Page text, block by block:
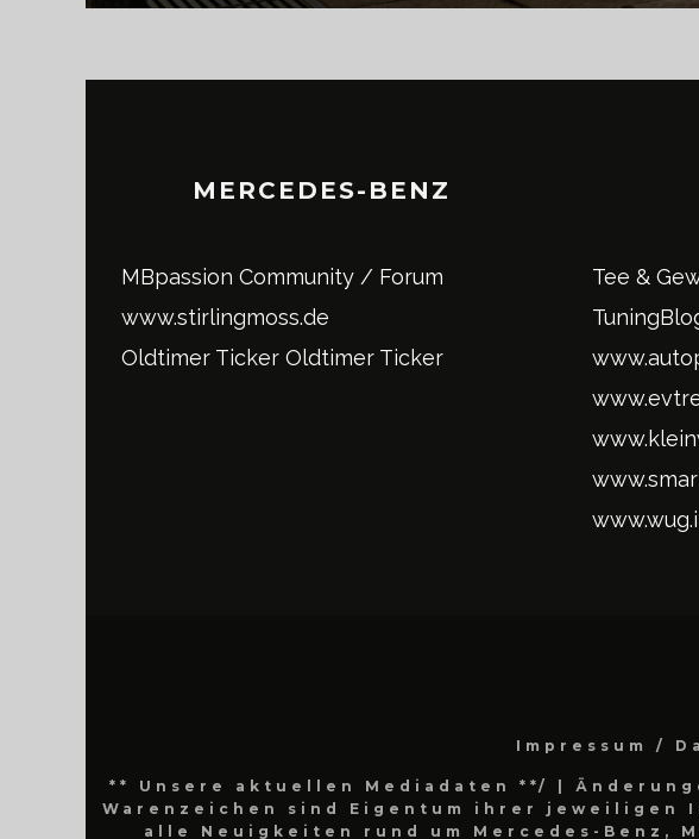
MERCEDES-BENZ
MBpassion Community / Forum
www.stirlingmoss.de
Oldtimer Ticker Oldtimer Ticker
Tee &
Impressum /
** Unsere aktuellen Mediadaten **/
|
Warenzeichen sind Eigentum ihrer jeweiligen
alle Neuigkeiten rund um Mercedes-Benz,